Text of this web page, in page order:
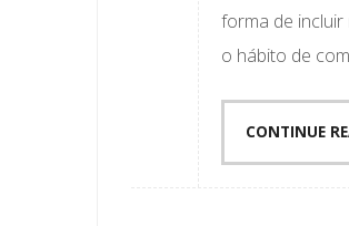
forma de
o hábito de
CONTINUE